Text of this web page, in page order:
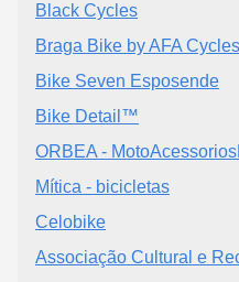
Black Cycles
Braga Bike by AFA Cycles
Bike Seven Esposende
Bike Detail™
ORBEA -
Mítica - bicicletas
Celobike
Associação Cultural e